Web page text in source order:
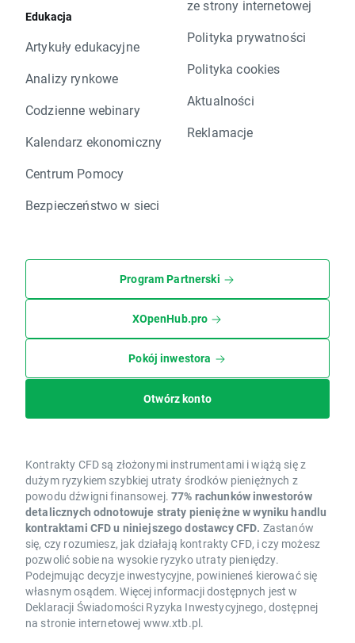
Edukacja
Artykuły edukacyjne
Analizy rynkowe
Codzienne webinary
Kalendarz ekonomiczny
Centrum Pomocy
Bezpieczeństwo w sieci
ze strony internetowej
Polityka prywatności
Polityka cookies
Aktualności
Reklamacje
Program Partnerski
XOpenHub.pro
Pokój inwestora
Otwórz konto
Kontrakty CFD są złożonymi instrumentami i wiążą się z
dużym ryzykiem szybkiej utraty środków pieniężnych z
powodu dźwigni finansowej. 77% rachunków inwestorów
detalicznych odnotowuje straty pieniężne w wyniku handlu
kontraktami CFD u niniejszego dostawcy CFD. Zastanów
się, czy rozumiesz, jak działają kontrakty CFD, i czy możesz
pozwolić sobie na wysokie ryzyko utraty pieniędzy.
Podejmując decyzje inwestycyjne, powinieneś kierować się
własnym osądem. Więcej informacji dostępnych jest w
Deklaracji Świadomości Ryzyka Inwestycyjnego, dostępnej
na stronie internetowej www.xtb.pl.